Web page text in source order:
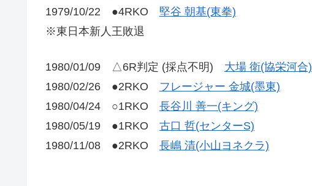
1979/10/22 ●4RKO 堅谷 朝基(東拳)
※東日本新人王敗退
1980/01/09 △6R判定 (採点不明) 大場 衛(協栄河合)
1980/02/26 ●2RKO フレージャー 金城(墨東)
1980/04/24 ○1RKO 長谷川 善一(キング)
1980/05/19 ●1RKO 古口 哲(センターS)
1980/11/08 ●2RKO 長嶋 清(小山ヨネクラ)